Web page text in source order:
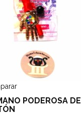
PODEROSA DE